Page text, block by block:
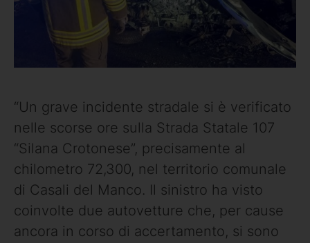
“Un grave incidente stradale si è verificato
nelle scorse ore sulla Strada Statale 107
“Silana Crotonese”, precisamente al
chilometro 72,300, nel territorio comunale
di Casali del Manco. Il sinistro ha visto
coinvolte due autovetture che, per cause
ancora in corso di accertamento, si sono